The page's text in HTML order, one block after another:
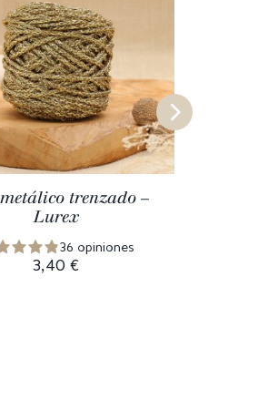
trenzado –
Lurex
36 opiniones
3,40 €